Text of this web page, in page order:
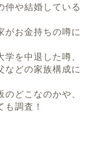
仲や結婚している
がお金持ちの噂に
を中退した噂、
などの家族構成に
どこなのかや、
調査！